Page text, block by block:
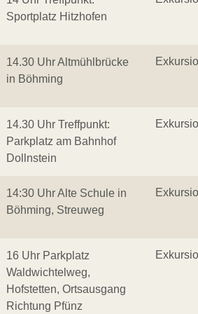
Sportplatz Hitzhofen
14.30 Uhr Altmühlbrücke
in Böhming
14.30 Uhr Treffpunkt:
Parkplatz am Bahnhof
Dollnstein
14:30 Uhr Alte Schule in
Böhming, Streuweg
16 Uhr Parkplatz
Waldwichtelweg,
Hofstetten, Ortsausgang
Richtung Pfünz